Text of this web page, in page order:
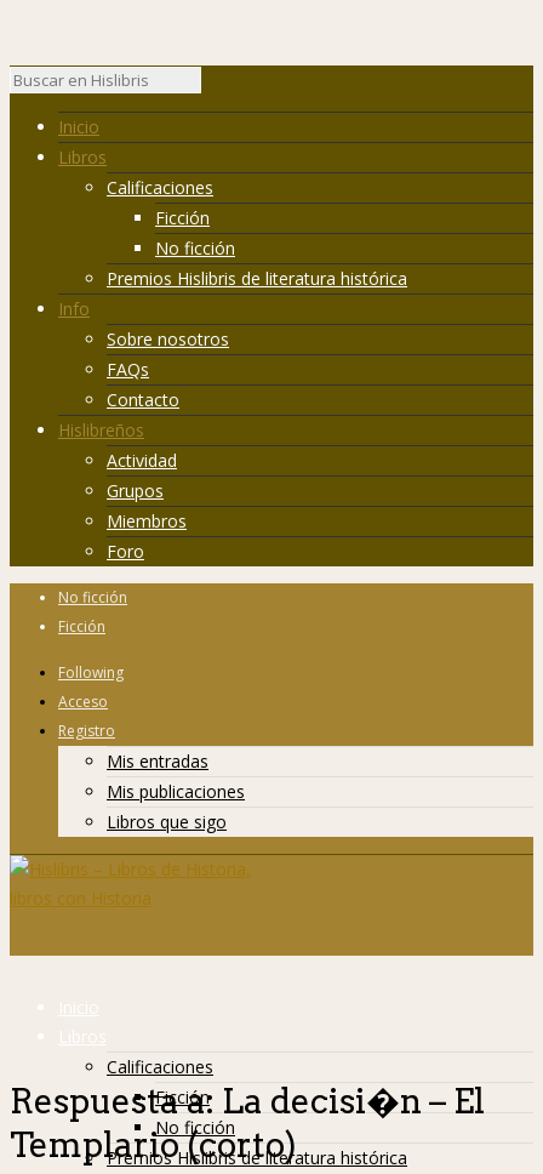
Inicio
Libros
Calificaciones
Ficción
No ficción
Premios Hislibris de literatura histórica
Info
Sobre nosotros
FAQs
Contacto
Hislibreños
Actividad
Grupos
Miembros
Foro
No ficción
Ficción
Following
Acceso
Registro
Mis entradas
Mis publicaciones
Libros que sigo
Inicio
Libros
Calificaciones
Ficción
No ficción
Premios Hislibris de literatura histórica
Respuesta a: La decisi�n – El
Templario (corto)